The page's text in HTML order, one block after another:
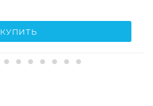
КУПИТЬ